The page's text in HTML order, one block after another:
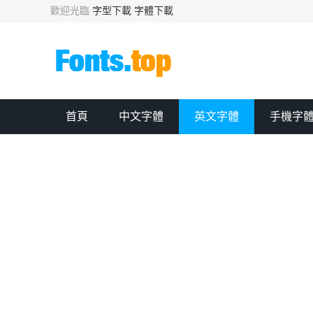
歡迎光臨 字型下載 字體下載
首頁 中文字體 英文字體 手機字